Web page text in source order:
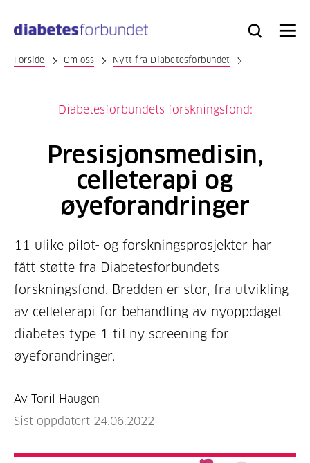
hovedinnhold
Bli
Logg
Søk Meny
Forside Om oss Nytt fra Diabetesforbundet
Diabetesforbundets forskningsfond:
Presisjonsmedisin,
celleterapi og
øyeforandringer
11 ulike pilot- og forskningsprosjekter har
fått støtte fra Diabetesforbundets
forskningsfond. Bredden er stor, fra utvikling
av celleterapi for behandling av nyoppdaget
diabetes type 1 til ny screening for
øyeforandringer.
Av Toril Haugen
Sist oppdatert 24.06.2022